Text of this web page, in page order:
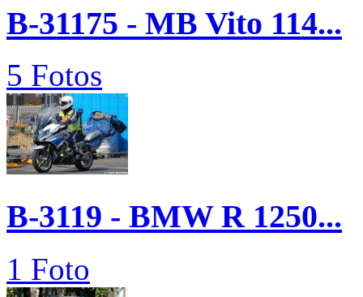
B-31175 - MB Vito 114...
5 Fotos
B-3119 - BMW R 1250...
1 Foto